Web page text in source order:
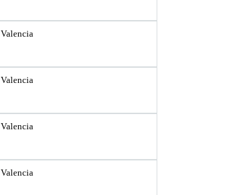
Valencia
Valencia
Valencia
Valencia